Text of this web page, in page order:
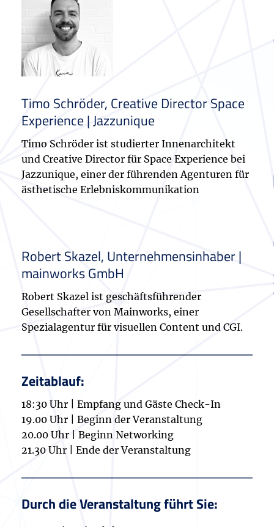
Timo Schröder, Creative Director Space
Experience | Jazzunique
Timo Schröder ist studierter Innenarchitekt
und Creative Director für Space Experience bei
Jazzunique, einer der führenden Agenturen für
ästhetische Erlebniskommunikation
Robert Skazel, Unternehmensinhaber |
mainworks GmbH
Robert Skazel ist geschäftsführender
Gesellschafter von Mainworks, einer
Spezialagentur für visuellen Content und CGI.
Zeitablauf:
18:30 Uhr | Empfang und Gäste Check-In
19.00 Uhr | Beginn der Veranstaltung
20.00 Uhr | Beginn Networking
21.30 Uhr | Ende der Veranstaltung
Durch die Veranstaltung führt Sie: